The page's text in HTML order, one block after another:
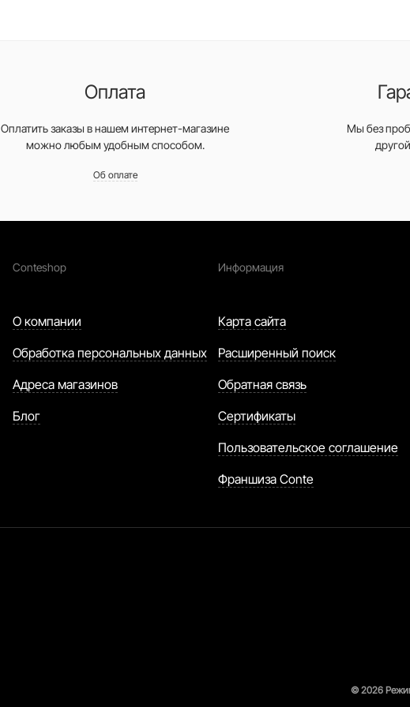
Оплата
Оплатить заказы в нашем интернет-магазине
можно любым удобным способом.
Об оплате
Мы без
Conteshop
О компании
Обработка персональных данных
Адреса магазинов
Блог
Информация
Карта сайта
Расширенный поиск
Обратная связь
Сертификаты
Пользовательское соглашение
Франшиза Conte
© 2026